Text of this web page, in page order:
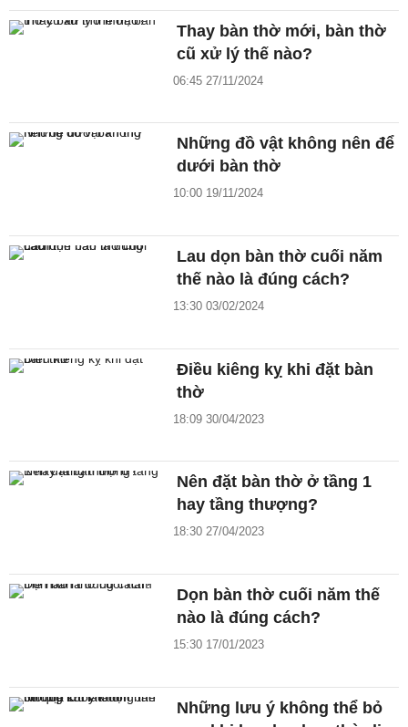
Thay bàn thờ mới, bàn thờ
cũ xử lý thế nào?
06:45 27/11/2024
Những đồ vật không nên để
dưới bàn thờ
10:00 19/11/2024
Lau dọn bàn thờ cuối năm
thế nào là đúng cách?
13:30 03/02/2024
Điều kiêng kỵ khi đặt bàn
thờ
18:09 30/04/2023
Nên đặt bàn thờ ở tầng 1
hay tầng thượng?
18:30 27/04/2023
Dọn bàn thờ cuối năm thế
nào là đúng cách?
15:30 17/01/2023
Những lưu ý không thể bỏ